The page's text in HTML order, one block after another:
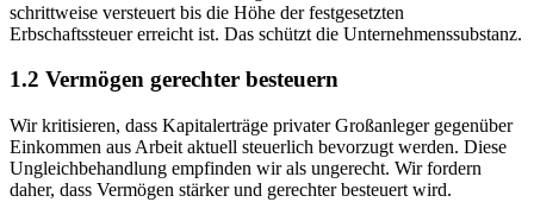
schrittweise versteuert bis die Höhe der festgesetzten
Erbschaftssteuer erreicht ist. Das schützt die Unternehmenssubstanz.
1.2 Vermögen gerechter besteuern
Wir kritisieren, dass Kapitalerträge privater Großanleger gegenüber
Einkommen aus Arbeit aktuell steuerlich bevorzugt werden. Diese
Ungleichbehandlung empfinden wir als ungerecht. Wir fordern
daher, dass Vermögen stärker und gerechter besteuert wird.